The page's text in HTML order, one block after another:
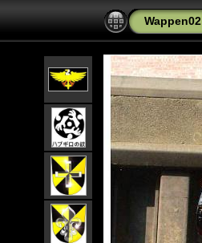
Wappen02